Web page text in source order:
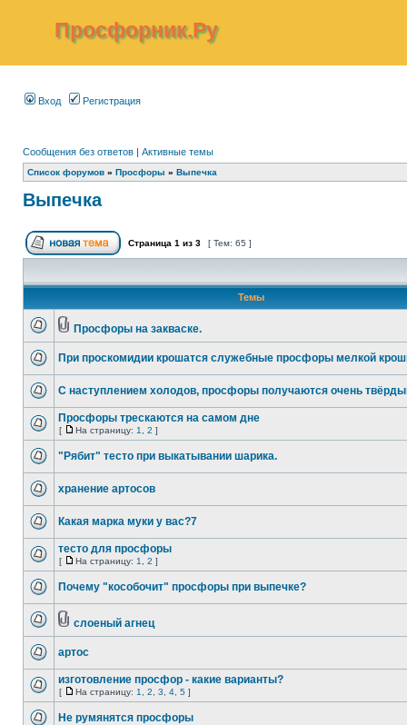
Просфорник.Ру
Вход Регистрация
Сообщения без ответов | Активные темы
Список форумов » Просфоры » Выпечка
Выпечка
Страница 1 из 3 [ Тем: 65 ]
Темы
Просфоры на закваске.
При проскомидии крошатся служебные просфоры мелкой
С наступлением холодов, просфоры получаются очень
Просфоры трескаются на самом дне
[ На страницу: 1 2 ]
"Рябит" тесто при выкатывании шарика.
хранение артосов
Какая марка муки у вас?7
тесто для просфоры
[ На страницу: 1 2 ]
Почему "кособочит" просфоры при выпечке?
слоеный агнец
артос
изготовление просфор - какие варианты?
[ На страницу: 1 2 3 4 5 ]
Не румянятся просфоры